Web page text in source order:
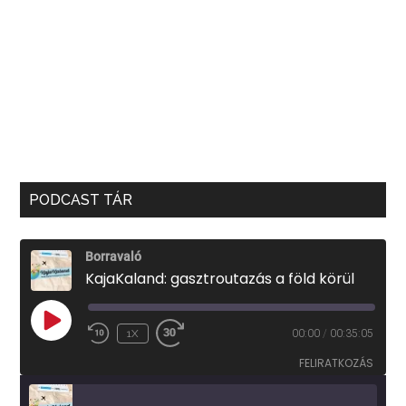
PODCAST TÁR
Borravaló
KajaKaland: gasztroutazás a föld körül
PLAY
EPISODE
1X 00:00 / 00:35:05
FELIRATKOZÁS